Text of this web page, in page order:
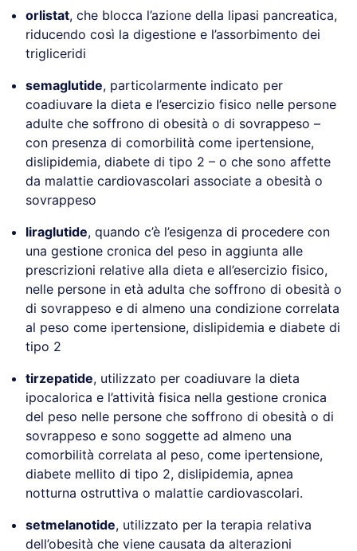
orlistat, che blocca l’azione della lipasi pancreatica,
riducendo così la digestione e l’assorbimento dei
trigliceridi
semaglutide, particolarmente indicato per
coadiuvare la dieta e l’esercizio fisico nelle persone
adulte che soffrono di obesità o di sovrappeso –
con presenza di comorbilità come ipertensione,
dislipidemia, diabete di tipo 2 – o che sono affette
da malattie cardiovascolari associate a obesità o
sovrappeso
liraglutide, quando c’è l’esigenza di procedere con
una gestione cronica del peso in aggiunta alle
prescrizioni relative alla dieta e all’esercizio fisico,
nelle persone in età adulta che soffrono di obesità o
di sovrappeso e di almeno una condizione correlata
al peso come ipertensione, dislipidemia e diabete di
tipo 2
tirzepatide, utilizzato per coadiuvare la dieta
ipocalorica e l’attività fisica nella gestione cronica
del peso nelle persone che soffrono di obesità o di
sovrappeso e sono soggette ad almeno una
comorbilità correlata al peso, come ipertensione,
diabete mellito di tipo 2, dislipidemia, apnea
notturna ostruttiva o malattie cardiovascolari.
setmelanotide, utilizzato per la terapia relativa
dell’obesità che viene causata da alterazioni